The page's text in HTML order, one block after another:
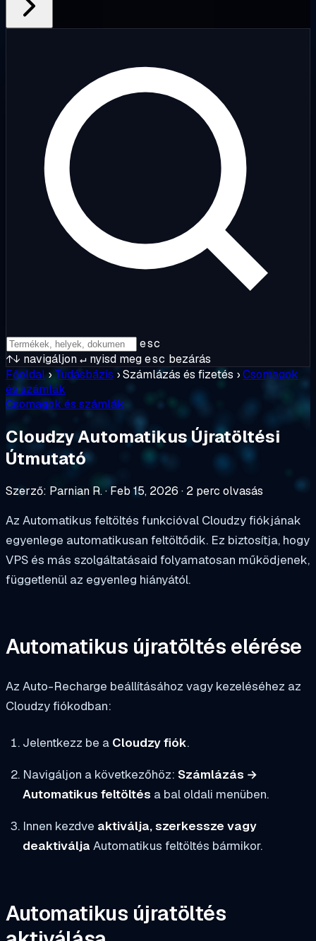
esc
↑↓ navigáljon↵ nyisd megesc bezárás
Főoldal › Tudásbázis ›Számlázás és fizetés ›Csomagok
és számlák
Csomagok és számlák
Cloudzy Automatikus Újratöltési
Útmutató
Szerző: Parnian R.·Feb 15, 2026 · 2 perc olvasás
Az Automatikus feltöltés funkcióval Cloudzy fiókjának
egyenlege automatikusan feltöltődik. Ez biztosítja, hogy
VPS és más szolgáltatásaid folyamatosan működjenek,
függetlenül az egyenleg hiányától.
Automatikus újratöltés elérése
Az Auto-Recharge beállításához vagy kezeléséhez az
Cloudzy fiókodban:
Jelentkezz be a Cloudzy fiók.
Navigáljon a következőhöz: Számlázás →
Automatikus feltöltés a bal oldali menüben.
Innen kezdve aktiválja, szerkessze vagy
deaktiválja Automatikus feltöltés bármikor.
Automatikus újratöltés